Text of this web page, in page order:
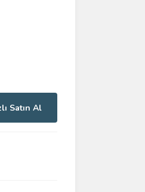
Satın Al